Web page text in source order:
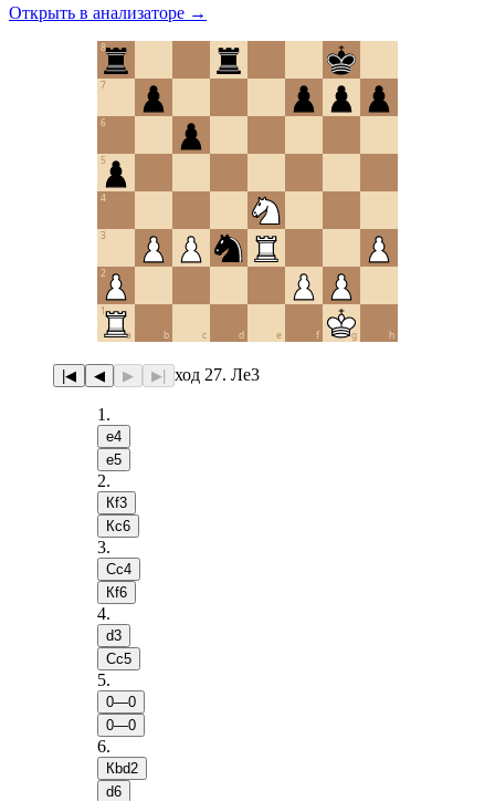
Открыть в анализаторе →
a b c d e f g h
1
2
3
4
5
6
7
8
|◀ ◀ ▶ ▶| ход 27. Лe3
1 .
e4
e5
2.
Кf3
Кc6
3.
Сc4
Кf6
4.
d3
Сc5
5.
0—0
0—0
6.
Кbd2
d6